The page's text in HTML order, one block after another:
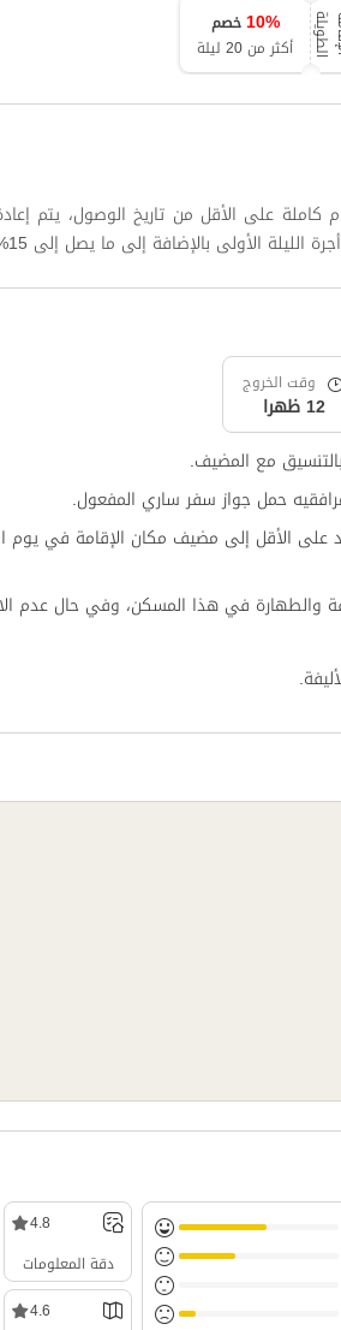
ة 10%
خصم
أكثر من 20 ليلة
إلغاء الحجز قبل 3 أيام كاملة على الأقل من تاريخ
وقت الخروج
12 ظهرا
مع المضيف.
حمل جواز سفر ساري المفعول.
على الأقل إلى مضيف مكان الإقامة في يوم
والطهارة في هذا المسكن، وفي حال عدم
4.8
دقة المعلومات
4.6